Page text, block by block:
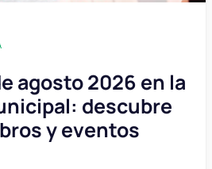
agosto 2026 en la
descubre
y eventos